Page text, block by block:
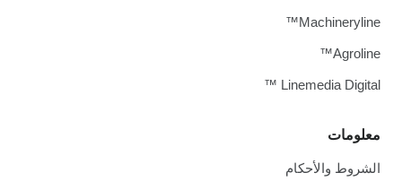
معلومات
الشروط والأحكام
Machineryline™
Agroline™
Linemedia Digital ™